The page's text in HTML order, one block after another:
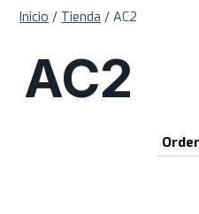
Inicio / Tienda / AC2
AC2